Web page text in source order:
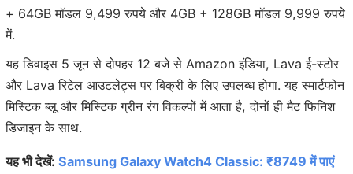
+ 64GB मॉडल 9,499 रुपये और 4GB + 128GB मॉडल 9,999 रुपये
में.
यह डिवाइस 5 जून से दोपहर 12 बजे से Amazon इंडिया, Lava ई-स्टोर
और Lava रिटेल आउटलेट्स पर बिक्री के लिए उपलब्ध होगा. यह स्मार्टफोन
मिस्टिक ब्लू और मिस्टिक ग्रीन रंग विकल्पों में आता है, दोनों ही मैट फिनिश
डिजाइन के साथ.
यह भी देखें: Samsung Galaxy Watch4 Classic: ₹8749 में पाएं